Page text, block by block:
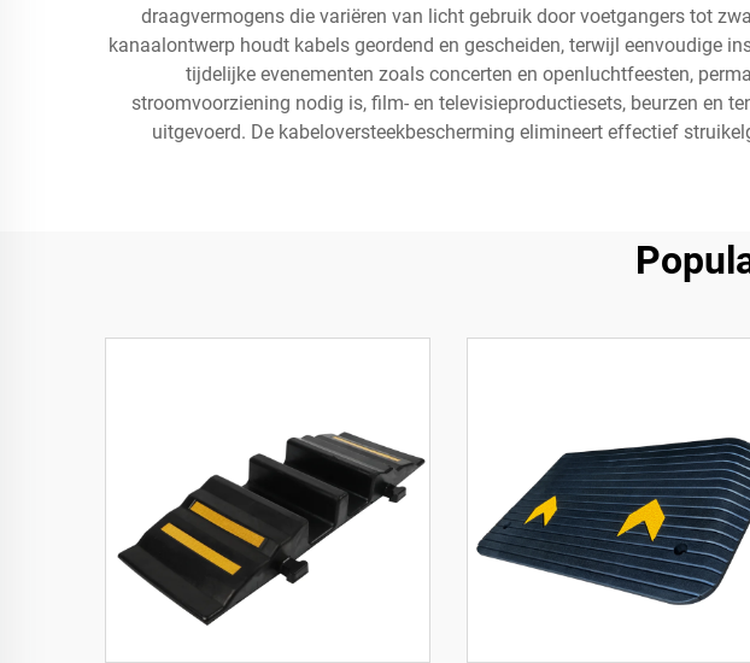
draagvermogens die variëren van licht gebruik door voetgangers tot
kanaalontwerp houdt kabels geordend en gescheiden, terwijl eenvoudige
tijdelijke evenementen zoals concerten en openluchtfeesten,
stroomvoorziening nodig is, film- en televisieproductiesets, beurzen en
uitgevoerd. De kabeloversteekbescherming elimineert effectief